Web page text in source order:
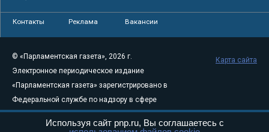
Контакты Реклама Вакансии
© «Парламентская газета», 2026 г.
Электронное периодическое издание
«Парламентская газета» зарегистрировано в
Федеральной службе по надзору в сфере
связи, информационных технологий и
массовых коммуникаций (Роскомнадзор) 05
Карта сайта
Используя сайт pnp.ru, Вы соглашаетесь с